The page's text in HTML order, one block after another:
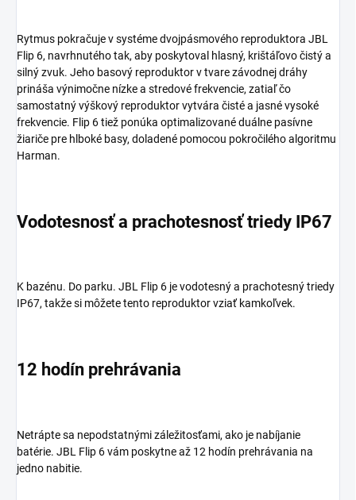
Rytmus pokračuje v systéme dvojpásmového reproduktora JBL
Flip 6, navrhnutého tak, aby poskytoval hlasný, krištáľovo čistý a
silný zvuk. Jeho basový reproduktor v tvare závodnej dráhy
prináša výnimočne nízke a stredové frekvencie, zatiaľ čo
samostatný výškový reproduktor vytvára čisté a jasné vysoké
frekvencie. Flip 6 tiež ponúka optimalizované duálne pasívne
žiariče pre hlboké basy, doladené pomocou pokročilého algoritmu
Harman.
Vodotesnosť a prachotesnosť triedy IP67
K bazénu. Do parku. JBL Flip 6 je vodotesný a prachotesný triedy
IP67, takže si môžete tento reproduktor vziať kamkoľvek.
12 hodín prehrávania
Netrápte sa nepodstatnými záležitosťami, ako je nabíjanie
batérie. JBL Flip 6 vám poskytne až 12 hodín prehrávania na
jedno nabitie.